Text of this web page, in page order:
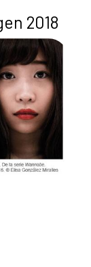
2018